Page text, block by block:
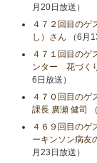
月20日放送）
４７２回目のゲ
し）さん （6月
４７１回目のゲ
ンター 花づく
6日放送）
４７０回目の
課長 廣瀬 健司
４６９回目のゲ
ーキンソン病友
月23日放送）